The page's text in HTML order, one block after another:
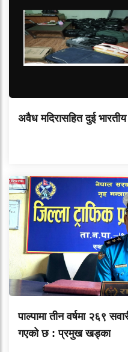
अवैध मदिरासहित दुई
पाल्पामा तीन वर्षमा २६९
गएको छ : प्रमुख खड्का